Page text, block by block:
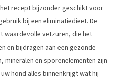
recept bijzonder geschikt voor
bij een eliminatiedieet. De
waardevolle vetzuren, die het
en bijdragen aan een gezonde
mineralen en sporenelementen zijn
hond alles binnenkrijgt wat hij